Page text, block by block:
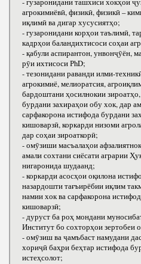
- гузаронидани ташхиси хокҳои
агрокимиёвӣ, физикӣ, физикӣ –
иқлимӣ ва дигар хусусиятҳо;
- гузаронидани корҳои таълимӣ,
кадрҳои баландихтисоси соҳаи
- қабули аспирантон, унвонҷӯён,
рӯи ихтисоси РhD;
- тезонидани раванди илми-
агрокимиё, мелиоратсия,
бардоштани ҳосилнокии
бурдани захираҳои обу хок, дар
сарфакорона истифода бурдани
кишоварзӣ, коркарди низоми
дар соҳаи зироаткорӣ;
- омӯзиши масъалаҳои
амали сохтани сиёсати аграрии
нигаронида шудаанд;
- коркарди асосҳои оқилона
назардошти тағъирёбии иқлим
намии хок ва сарфакорона
кишоварзӣ;
- дуруст ба роҳ мондани
Институт бо сохторҳои зертобеи
- омӯзиш ва ҷамъбаст намудани
хориҷӣ баҳри беҳтар истифода
истеҳсолот;